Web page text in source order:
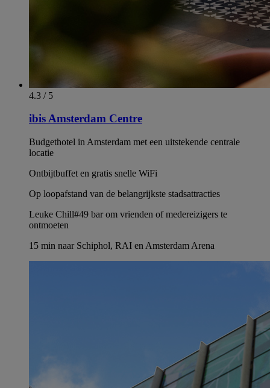
4.3 / 5
ibis Amsterdam Centre
Budgethotel in Amsterdam met een uitstekende centrale
locatie
Ontbijtbuffet en gratis snelle WiFi
Op loopafstand van de belangrijkste stadsattracties
Leuke Chill#49 bar om vrienden of medereizigers te
ontmoeten
15 min naar Schiphol, RAI en Amsterdam Arena